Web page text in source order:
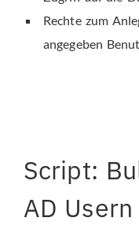
Rechte zum
angegeben
Script:
AD